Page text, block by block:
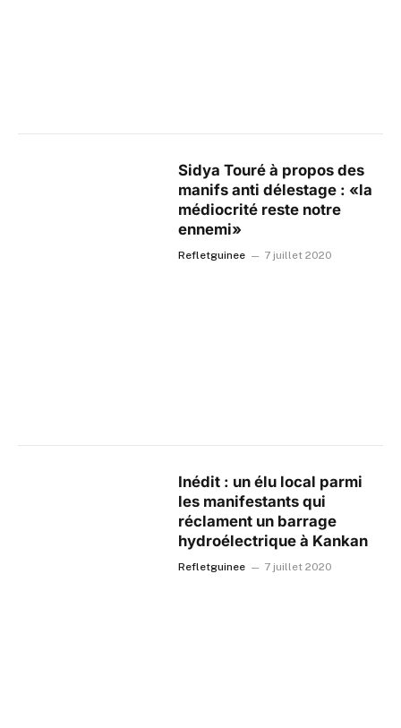
Sidya Touré à propos des
manifs anti délestage : «la
médiocrité reste notre
ennemi»
Refletguinee 7 juillet 2020
Inédit : un élu local parmi
les manifestants qui
réclament un barrage
hydroélectrique à Kankan
Refletguinee 7 juillet 2020